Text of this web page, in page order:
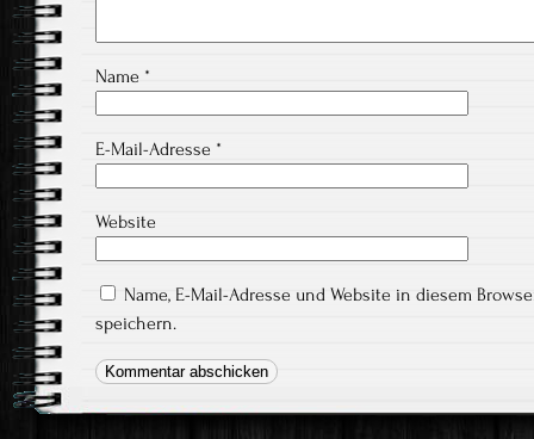
Name *
E-Mail-Adresse *
Website
Name, E-Mail-Adresse und Website in diesem
speichern.